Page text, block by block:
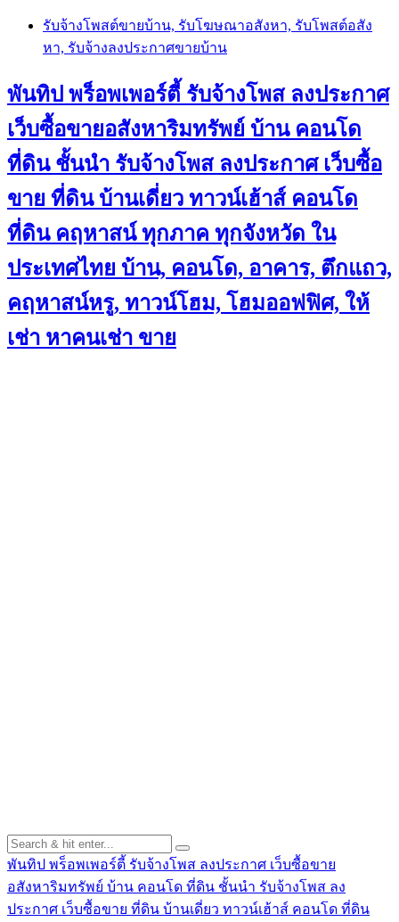
Skip
content
รับจ้างโพสต์ขายบ้าน, รับโฆษณาอสังหา, รับโพสต์อสัง
หา, รับจ้างลงประกาศขายบ้าน
พันทิป พร็อพเพอร์ตี้ รับจ้างโพส ลงประกาศ
เว็บซื้อขายอสังหาริมทรัพย์ บ้าน คอนโด
ที่ดิน ชั้นนำ รับจ้างโพส ลงประกาศ เว็บซื้อ
ขาย ที่ดิน บ้านเดี่ยว ทาวน์เฮ้าส์ คอนโด
ที่ดิน คฤหาสน์ ทุกภาค ทุกจังหวัด ใน
ประเทศไทย บ้าน, คอนโด, อาคาร, ตึกแถว,
คฤหาสน์หรู, ทาวน์โฮม, โฮมออฟฟิศ, ให้
เช่า หาคนเช่า ขาย
พันทิป พร็อพเพอร์ตี้ รับจ้างโพส ลงประกาศ เว็บซื้อขาย
อสังหาริมทรัพย์ บ้าน คอนโด ที่ดิน ชั้นนำ รับจ้างโพส ลง
ประกาศ เว็บซื้อขาย ที่ดิน บ้านเดี่ยว ทาวน์เฮ้าส์ คอนโด ที่ดิน